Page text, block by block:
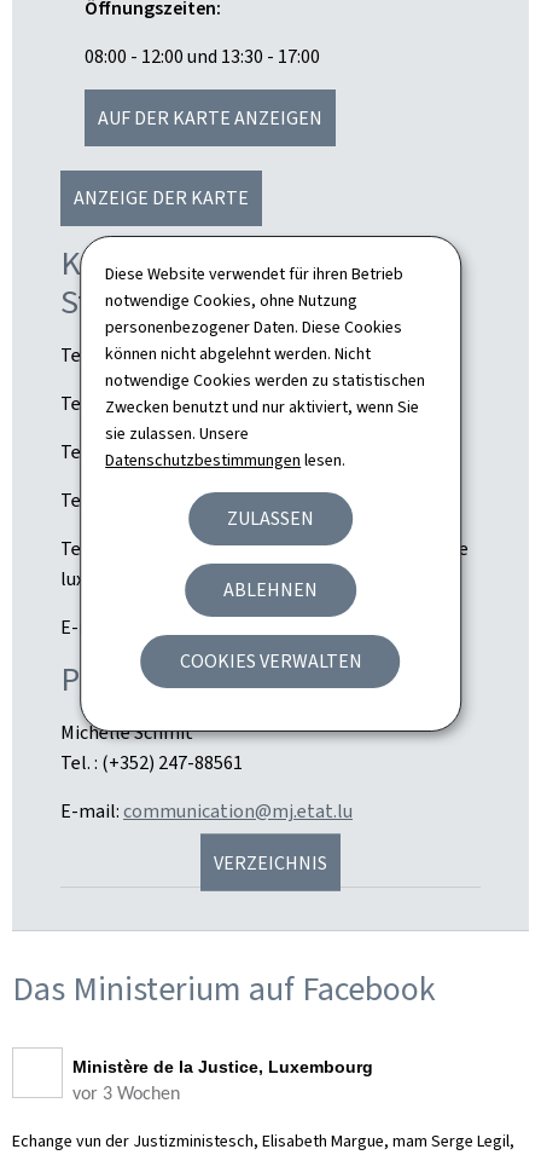
Diese Website verwendet für ihren Betrieb
notwendige Cookies, ohne Nutzung
personenbezogener Daten. Diese Cookies
können nicht abgelehnt werden. Nicht
notwendige Cookies werden zu statistischen
Zwecken benutzt und nur aktiviert, wenn Sie
sie zulassen. Unsere
Datenschutzbestimmungen lesen.
ZULASSEN
ABLEHNEN
COOKIES VERWALTEN
Öffnungszeiten:
08:00 - 12:00 und 13:30 - 17:00
AUF DER KARTE ANZEIGEN
ANZEIGE DER KARTE
Kontakt luxemburgische
Staatsangehörigkeit:
Tel. : (+352) 247-84 547 (Sekretariat)
Tel. : (+352) 247-88 523 (Option/Einziehung)
Tel. : (+352) 247-88 525 (Einbürgerung)
Tel. : (+352) 247-88 541 (Rückerstattung)
Tel. : (+352) 247-84 532 (Bescheinigungen über die
luxemburgische Staatsangehörigkeit)
E-mail:
Pressekontakt:
Michelle Schmit
Tel. : (+352) 247-88561
E-mail:communication@mj.etat.lu
VERZEICHNIS
Das Ministerium auf Facebook
Ministère de la Justice, Luxembourg
vor 3 Wochen
Echange vun der Justizministesch, Elisabeth Margue, mam Serge Legil,